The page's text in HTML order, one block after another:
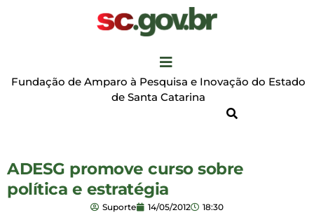
Fundação de Amparo à Pesquisa e Inovação do Estado
de Santa Catarina
ADESG promove curso sobre
política e estratégia
Suporte 14/05/2012 18:30